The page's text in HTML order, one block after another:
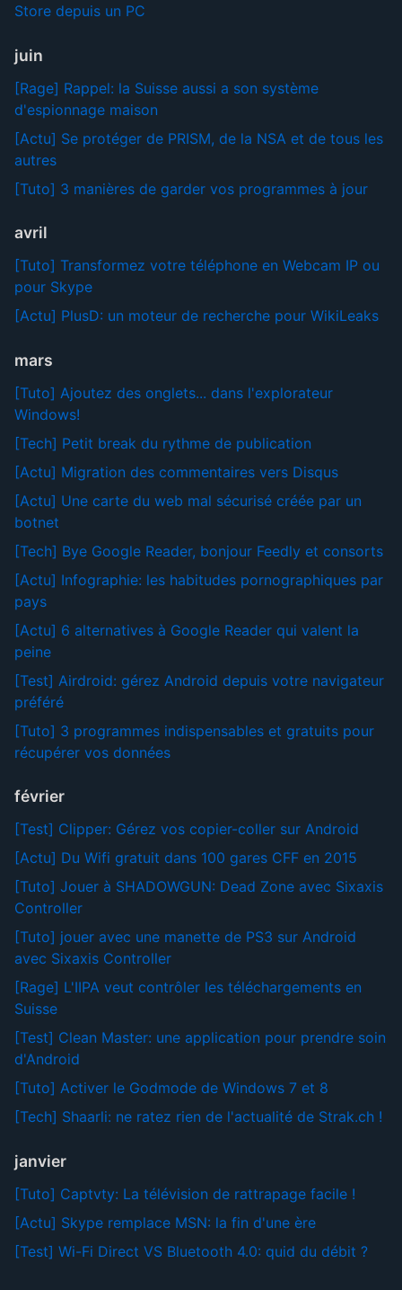
Store depuis un PC
juin
[Rage] Rappel: la Suisse aussi a son système
d'espionnage maison
[Actu] Se protéger de PRISM, de la NSA et de tous les
autres
[Tuto] 3 manières de garder vos programmes à jour
avril
[Tuto] Transformez votre téléphone en Webcam IP ou
pour Skype
[Actu] PlusD: un moteur de recherche pour WikiLeaks
mars
[Tuto] Ajoutez des onglets... dans l'explorateur
Windows!
[Tech] Petit break du rythme de publication
[Actu] Migration des commentaires vers Disqus
[Actu] Une carte du web mal sécurisé créée par un
botnet
[Tech] Bye Google Reader, bonjour Feedly et consorts
[Actu] Infographie: les habitudes pornographiques par
pays
[Actu] 6 alternatives à Google Reader qui valent la
peine
[Test] Airdroid: gérez Android depuis votre navigateur
préféré
[Tuto] 3 programmes indispensables et gratuits pour
récupérer vos données
février
[Test] Clipper: Gérez vos copier-coller sur Android
[Actu] Du Wifi gratuit dans 100 gares CFF en 2015
[Tuto] Jouer à SHADOWGUN: Dead Zone avec Sixaxis
Controller
[Tuto] jouer avec une manette de PS3 sur Android
avec Sixaxis Controller
[Rage] L'IIPA veut contrôler les téléchargements en
Suisse
[Test] Clean Master: une application pour prendre soin
d'Android
[Tuto] Activer le Godmode de Windows 7 et 8
[Tech] Shaarli: ne ratez rien de l'actualité de Strak.ch !
janvier
[Tuto] Captvty: La télévision de rattrapage facile !
[Actu] Skype remplace MSN: la fin d'une ère
[Test] Wi-Fi Direct VS Bluetooth 4.0: quid du débit ?